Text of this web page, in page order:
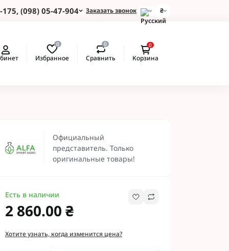
(098) 05-47-904 Заказать звонок ₴
0
Избранное
0
Сравнить
0
Корзина
для Пшеницы
для Подсолнуха
Картофеля
Пест ЮА
Официальный
представитель. Только
оригинальные товары!
Есть в наличии
2 860.00 ₴
Хотите узнать, когда изменится цена?